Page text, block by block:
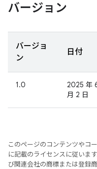
バージョン
バージョ
ン
日付
1.0
2025 年
月 2 日
このページのコンテンツやコ
に記載のライセンスに従いま
び関連会社の商標または登録商